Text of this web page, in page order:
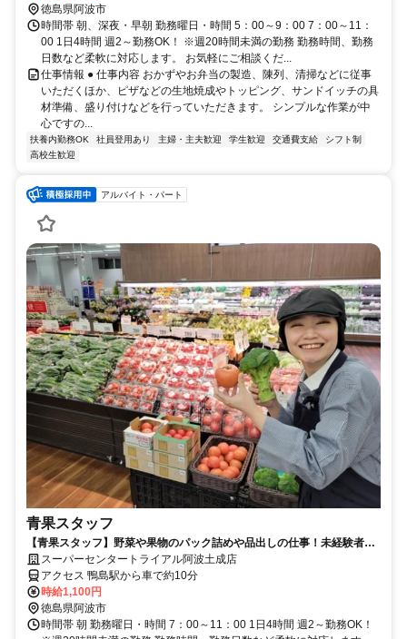
徳島県阿波市
時間帯 朝、深夜・早朝 勤務曜日・時間 5：00～9：00 7：00～11：
00 1日4時間 週2～勤務OK！ ※週20時間未満の勤務 勤務時間、勤務
日数など柔軟に対応します。 お気軽にご相談くだ...
仕事情報 ● 仕事内容 おかずやお弁当の製造、陳列、清掃などに従事
いただくほか、ピザなどの生地焼成やトッピング、サンドイッチの具
材準備、盛り付けなどを行っていただきます。 シンプルな作業が中
心ですの...
扶養内勤務OK 社員登用あり 主婦・主夫歓迎 学生歓迎 交通費支給
シフト制
高校生歓迎
アルバイト・パート
青果スタッフ
【青果スタッフ】野菜や果物のパック詰めや品出しの仕事！未経験者大
歓迎！
スーパーセンタートライアル阿波土成店
アクセス 鴨島駅から車で約10分
時給1,100円
徳島県阿波市
時間帯 朝 勤務曜日・時間 7：00～11：00 1日4時間 週2～勤務OK！